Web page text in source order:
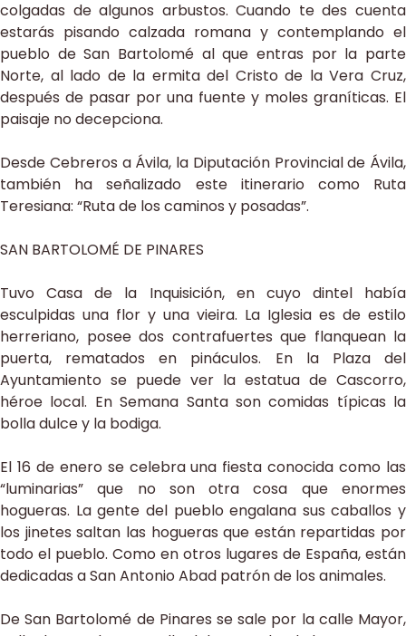
colgadas de algunos arbustos. Cuando te des cuenta
estarás pisando calzada romana y contemplando el
pueblo de San Bartolomé al que entras por la parte
Norte, al lado de la ermita del Cristo de la Vera Cruz,
después de pasar por una fuente y moles graníticas. El
paisaje no decepciona.
Desde Cebreros a Ávila, la Diputación Provincial de Ávila,
también ha señalizado este itinerario como Ruta
Teresiana: “Ruta de los caminos y posadas”.
SAN BARTOLOMÉ DE PINARES
Tuvo Casa de la Inquisición, en cuyo dintel había
esculpidas una flor y una vieira. La Iglesia es de estilo
herreriano, posee dos contrafuertes que flanquean la
puerta, rematados en pináculos. En la Plaza del
Ayuntamiento se puede ver la estatua de Cascorro,
héroe local. En Semana Santa son comidas típicas la
bolla dulce y la bodiga.
El 16 de enero se celebra una fiesta conocida como las
“luminarias” que no son otra cosa que enormes
hogueras. La gente del pueblo engalana sus caballos y
los jinetes saltan las hogueras que están repartidas por
todo el pueblo. Como en otros lugares de España, están
dedicadas a San Antonio Abad patrón de los animales.
De San Bartolomé de Pinares se sale por la calle Mayor,